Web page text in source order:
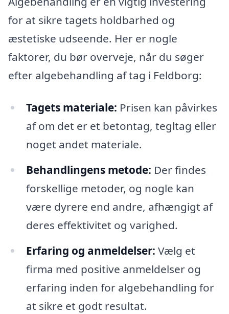
for at sikre tagets holdbarhed og
æstetiske udseende. Her er nogle
faktorer, du bør overveje, når du søger
efter algebehandling af tag i Feldborg:
Tagets materiale: Prisen kan påvirkes
af om det er et betontag, tegltag eller
noget andet materiale.
Behandlingens metode: Der findes
forskellige metoder, og nogle kan
være dyrere end andre, afhængigt af
deres effektivitet og varighed.
Erfaring og anmeldelser: Vælg et
firma med positive anmeldelser og
erfaring inden for algebehandling for
at sikre et godt resultat.